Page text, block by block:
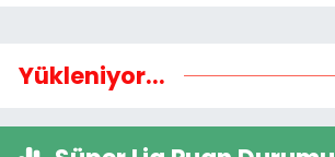
Yükleniyor...